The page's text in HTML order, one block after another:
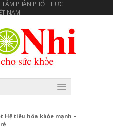
PHÂN PHỐI THỰC
NAM
Hệ tiêu hóa khỏe mạnh –